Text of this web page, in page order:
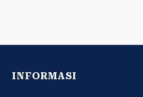
INFORMASI